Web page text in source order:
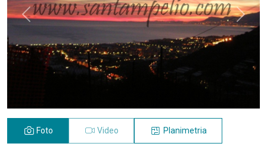
Previous Next
Foto Video Planimetria